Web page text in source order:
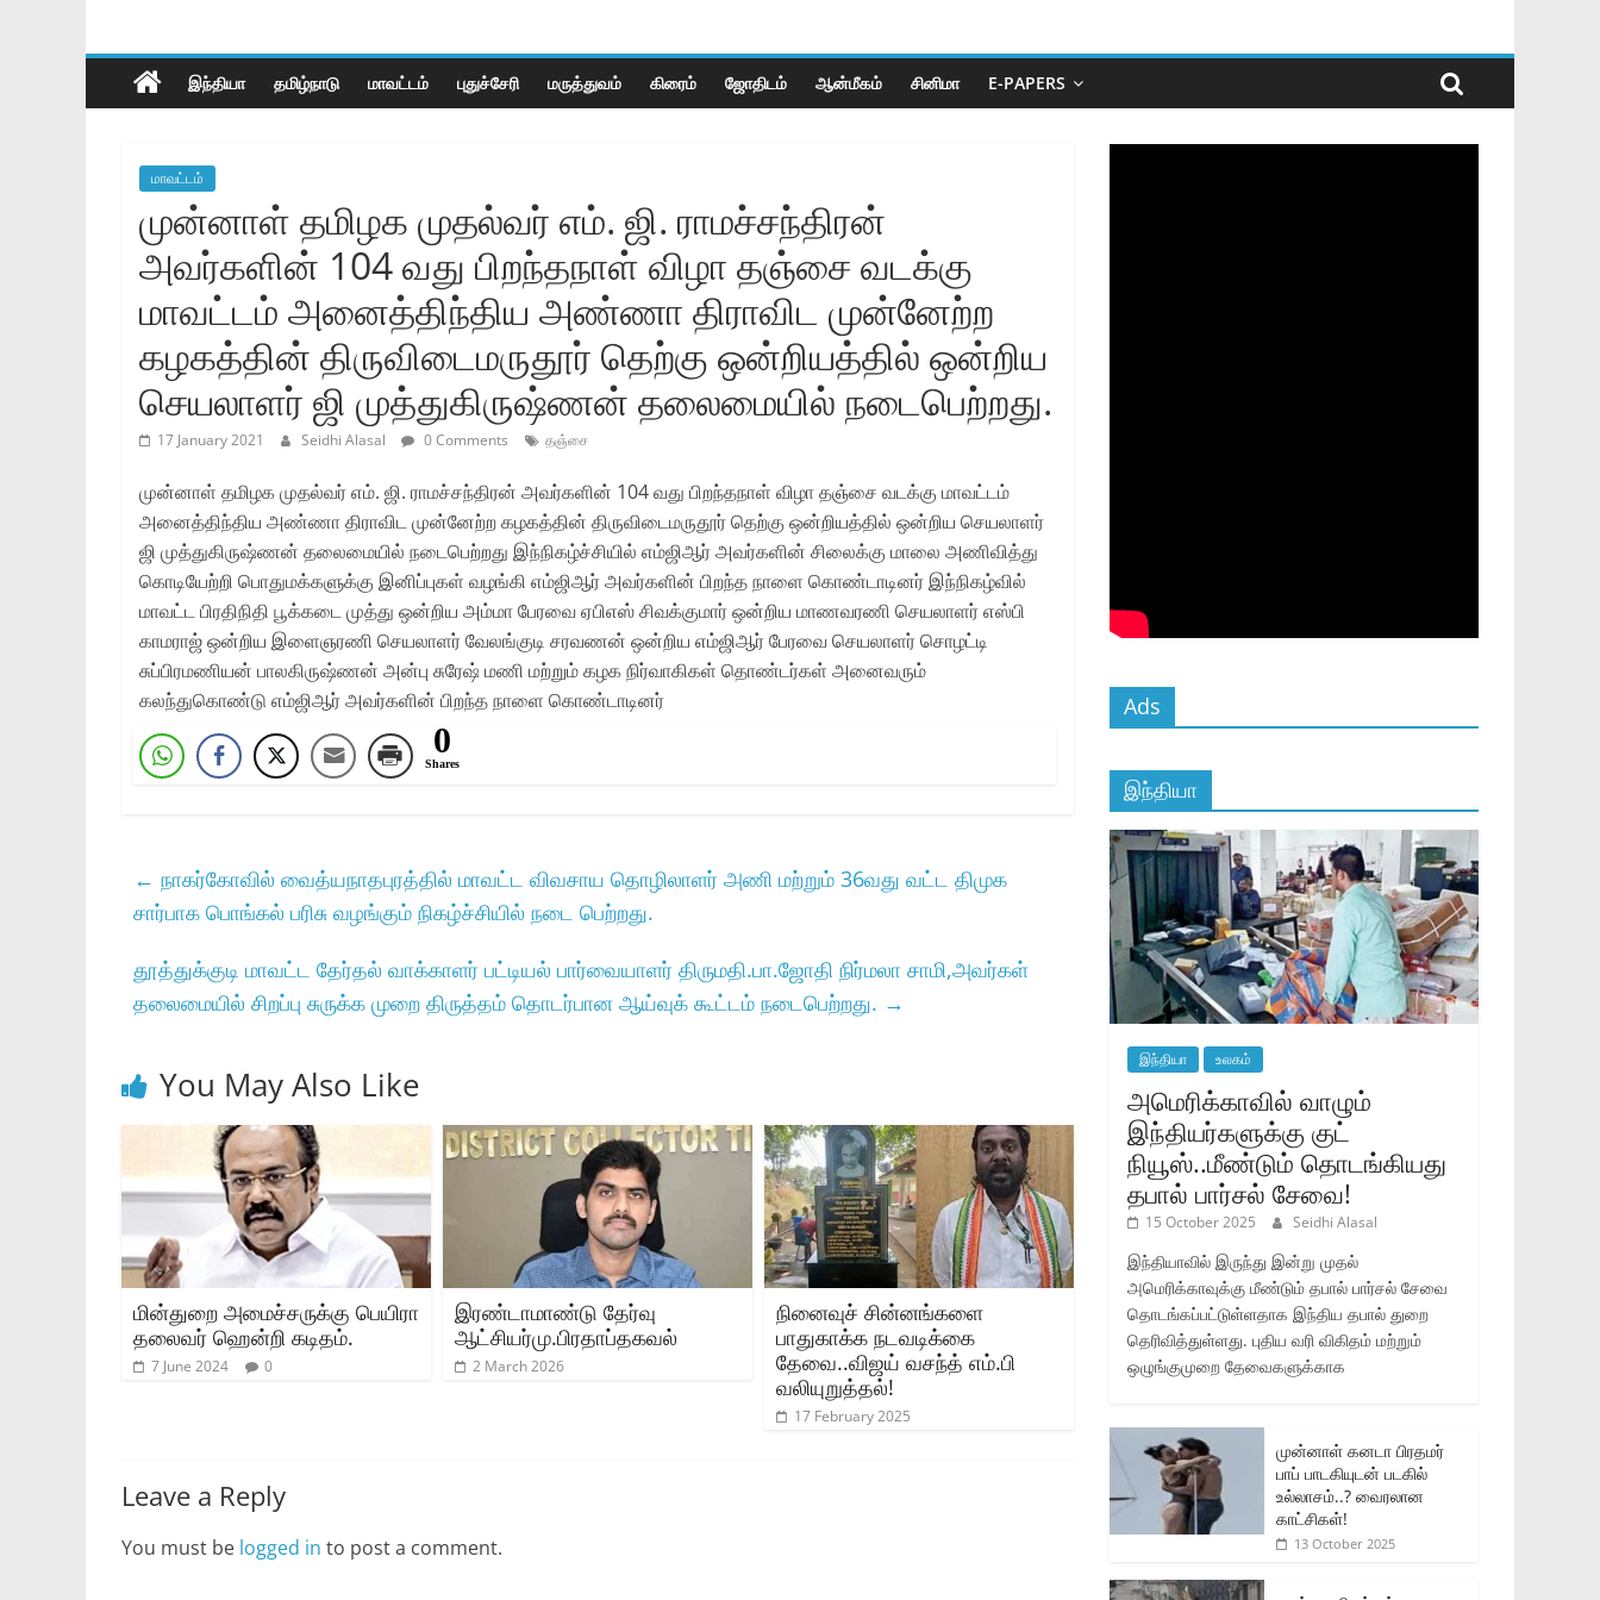
இந்தியா தமிழ்நாடு மாவட்டம் புதுச்சேரி மருத்துவம் கிரைம் ஜோ‌திட‌ம் ஆன்மீகம் சினிமா E-PAPERS
மாவட்டம்
முன்னாள் தமிழக முதல்வர் எம். ஜி. ராமச்சந்திரன்
அவர்களின் 104 வது பிறந்தநாள் விழா தஞ்சை வடக்கு
மாவட்டம் அனைத்திந்திய அண்ணா திராவிட முன்னேற்ற
கழகத்தின் திருவிடைமருதூர் தெற்கு ஒன்றியத்தில் ஒன்றிய
செயலாளர் ஜி முத்துகிருஷ்ணன் தலைமையில் நடைபெற்றது.
17 January 2021 Seidhi Alasal 0 Comments தஞ்சை
முன்னாள் தமிழக முதல்வர் எம். ஜி. ராமச்சந்திரன் அவர்களின் 104 வது பிறந்தநாள் விழா தஞ்சை வடக்கு மாவட்டம்
அனைத்திந்திய அண்ணா திராவிட முன்னேற்ற கழகத்தின் திருவிடைமருதூர் தெற்கு ஒன்றியத்தில் ஒன்றிய செயலாளர்
ஜி முத்துகிருஷ்ணன் தலைமையில் நடைபெற்றது இந்நிகழ்ச்சியில் எம்ஜிஆர் அவர்களின் சிலைக்கு மாலை அணிவித்து
கொடியேற்றி பொதுமக்களுக்கு இனிப்புகள் வழங்கி எம்ஜிஆர் அவர்களின் பிறந்த நாளை கொண்டாடினர் இந்நிகழ்வில்
மாவட்ட பிரதிநிதி பூக்கடை முத்து ஒன்றிய அம்மா பேரவை ஏபிஎஸ் சிவக்குமார் ஒன்றிய மாணவரணி செயலாளர் எஸ்பி
காமராஜ் ஒன்றிய இளைஞரணி செயலாளர் வேலங்குடி சரவணன் ஒன்றிய எம்ஜிஆர் பேரவை செயலாளர் சொழட்டி
சுப்பிரமணியன் பாலகிருஷ்ணன் அன்பு சுரேஷ் மணி மற்றும் கழக நிர்வாகிகள் தொண்டர்கள் அனைவரும்
கலந்துகொண்டு எம்ஜிஆர் அவர்களின் பிறந்த நாளை கொண்டாடினர்
0
Shares
← நாகர்கோவில் வைத்யநாதபுரத்தில் மாவட்ட விவசாய தொழிலாளர் அணி மற்றும் 36வது வட்ட திமுக
சார்பாக பொங்கல் பரிசு வழங்கும் நிகழ்ச்சியில் நடை பெற்றது.
தூத்துக்குடி மாவட்ட தேர்தல் வாக்காளர் பட்டியல் பார்வையாளர் திருமதி.பா.ஜோதி நிர்மலா சாமி,அவர்கள்
தலைமையில் சிறப்பு சுருக்க முறை திருத்தம் தொடர்பான ஆய்வுக் கூட்டம் நடைபெற்றது. →
You May Also Like
மின்துறை அமைச்சருக்கு பெயிரா
தலைவர் ஹென்றி கடிதம்.
7 June 2024 0
இரண்டாமாண்டு தேர்வு
ஆட்சியர்மு.பிரதாப்தகவல்
2 March 2026
நினைவுச் சின்னங்களை
பாதுகாக்க நடவடிக்கை
தேவை..விஜய் வசந்த் எம்.பி
வலியுறுத்தல்!
17 February 2025
Leave a Reply
You must be logged in to post a comment.
Ads
இந்தியா
இந்தியா உலகம்
அமெரிக்காவில் வாழும்
இந்தியர்களுக்கு குட்
நியூஸ்..மீண்டும் தொடங்கியது
தபால் பார்சல் சேவை!
15 October 2025 Seidhi Alasal
இந்தியாவில் இருந்து இன்று முதல்
அமெரிக்காவுக்கு மீண்டும் தபால் பார்சல் சேவை
தொடங்கப்பட்டுள்ளதாக இந்திய தபால் துறை
தெரிவித்துள்ளது. புதிய வரி விகிதம் மற்றும்
ஒழுங்குமுறை தேவைகளுக்காக
முன்னாள் கனடா பிரதமர்
பாப் பாடகியுடன் படகில்
உல்லாசம்..? வைரலான
காட்சிகள்!
13 October 2025